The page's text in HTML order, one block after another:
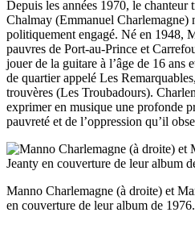
Depuis les années 1970, le
Chalmay (Emmanuel Charlemagne)
politiquement engagé. Né en 1948,
pauvres de Port-au-Prince et
jouer de la guitare à l’âge de 16 ans
de quartier appelé Les
trouvères (Les Troubadours).
exprimer en musique une profonde
pauvreté et de l’oppression qu’il
Manno Charlemagne (à droite) et
en couverture de leur album de 1976.